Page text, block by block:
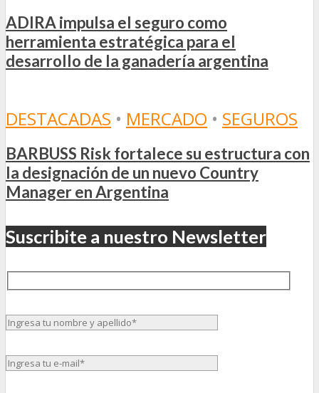
ADIRA impulsa el seguro como
herramienta estratégica para el
desarrollo de la ganadería argentina
DESTACADAS • MERCADO • SEGUROS
BARBUSS Risk fortalece su estructura con
la designación de un nuevo Country
Manager en Argentina
Suscribite a nuestro Newsletter